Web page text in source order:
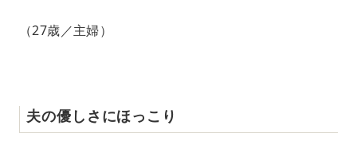
（27歳／主婦）
夫の優しさにほっこり